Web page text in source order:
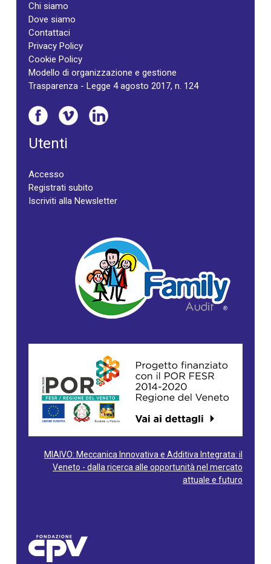
Chi siamo
Dove siamo
Contattaci
Privacy Policy
Cookie Policy
Modello di organizzazione e gestione
Trasparenza - Legge 4 agosto 2017, n. 124
Utenti
Accesso
Registrati subito
Iscriviti alla Newsletter
MIAIVO: Meccanica Innovativa e Additiva Integrata: il
Veneto - dalla ricerca alle opportunità nel mercato
attuale e futuro